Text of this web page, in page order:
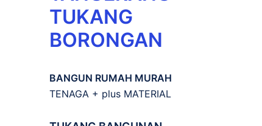
TUKANG
BORONGAN
BANGUN RUMAH MURAH
TENAGA + plus MATERIAL